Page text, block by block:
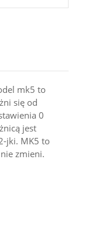
mk5 to
się od
0
jest
jki. MK5 to
zmieni.